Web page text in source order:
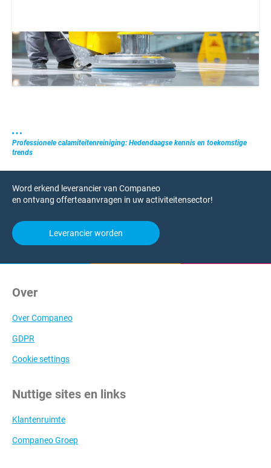
Professionele calamiteitenreiniging: Hedendaagse kennis en toekomstige
trends
Word erkend leverancier van Companeo
en ontvang offerteaanvragen in uw activiteitensector!
Leverancier worden
Over
Over Companeo
GDPR
Cookie settings
Nuttige sites en links
Klantenruimte
Companeo Groep